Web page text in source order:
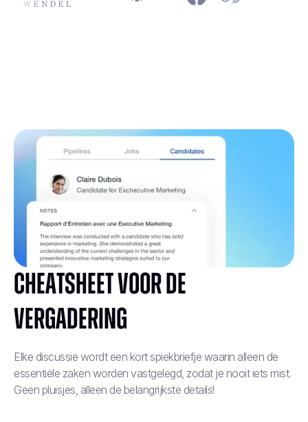
Cheatsheet voor de
vergadering
Elke discussie wordt een kort spiekbriefje waarin alleen de
essentiële zaken worden vastgelegd, zodat je nooit iets mist.
Geen pluisjes, alleen de belangrijkste details!